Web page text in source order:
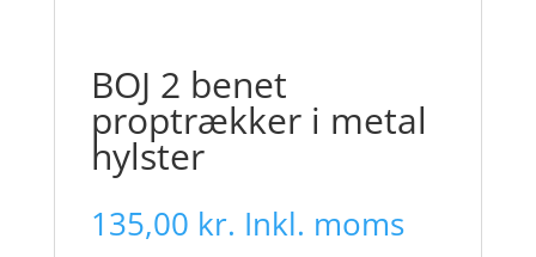
BOJ 2 benet
proptrækker i metal
hylster
135,00 kr. Inkl. moms